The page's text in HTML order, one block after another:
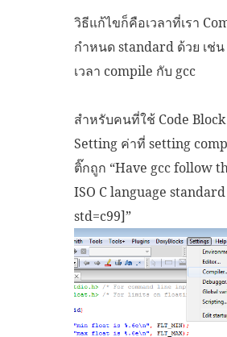
วิธีแก้ไขก็คือเวลาที่เรา
กำหนด standard ด้วย เช่น
เวลา compile กับ gcc
สำหรับคนที่ใช้ Code
Setting ค่าที่ setting
ติ๊กถูก “Have gcc follow
ISO C language
std=c99]”